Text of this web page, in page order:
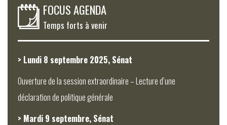
FOCUS AGENDA
Temps forts à venir
> Lundi 8 septembre 2025, Sénat
Ouverture de la session extraordinaire – Lecture d’une
déclaration de politique générale
> Mardi 9 septembre, Sénat